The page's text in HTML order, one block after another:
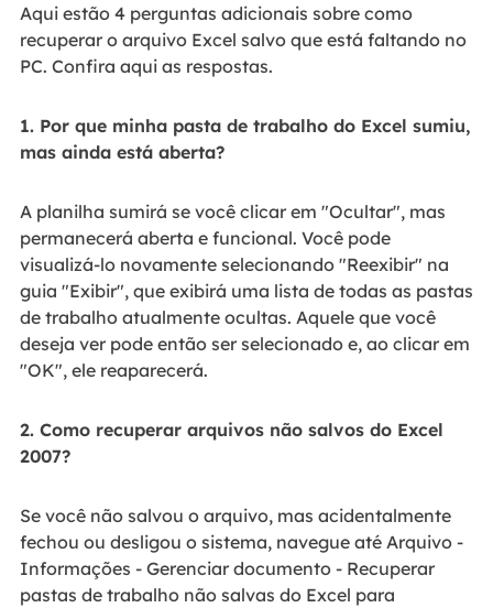
Aqui estão 4 perguntas adicionais sobre como
recuperar o arquivo Excel salvo que está faltando no
PC. Confira aqui as respostas.
1. Por que minha pasta de trabalho do Excel sumiu,
mas ainda está aberta?
A planilha sumirá se você clicar em "Ocultar", mas
permanecerá aberta e funcional. Você pode
visualizá-lo novamente selecionando "Reexibir" na
guia "Exibir", que exibirá uma lista de todas as pastas
de trabalho atualmente ocultas. Aquele que você
deseja ver pode então ser selecionado e, ao clicar em
"OK", ele reaparecerá.
2. Como recuperar arquivos não salvos do Excel
2007?
Se você não salvou o arquivo, mas acidentalmente
fechou ou desligou o sistema, navegue até Arquivo -
Informações - Gerenciar documento - Recuperar
pastas de trabalho não salvas do Excel para